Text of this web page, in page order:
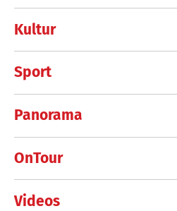
Kultur
Sport
Panorama
OnTour
Videos